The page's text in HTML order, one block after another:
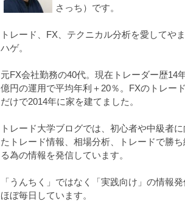
さっち）です。
トレード、FX、テクニカル分析を愛してや
ハゲ。
元FX会社勤務の40代。現在トレーダー歴14
億円の運用で平均年利＋20％。FXのトレー
だけで2014年に家を建てました。
トレード大学ブログでは、初心者や中級者に
たトレード情報、相場分析、トレードで勝ち
る為の情報を発信しています。
「うんちく」ではなく「実践向け」の情報発
ほぼ毎日しています。